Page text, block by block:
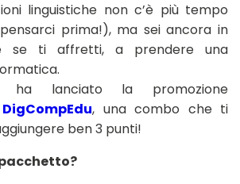
linguistiche non c’è più tempo
prima!), ma sei ancora in
se ti affretti, a prendere una
ha lanciato la promozione
, una combo che ti
ben 3 punti!